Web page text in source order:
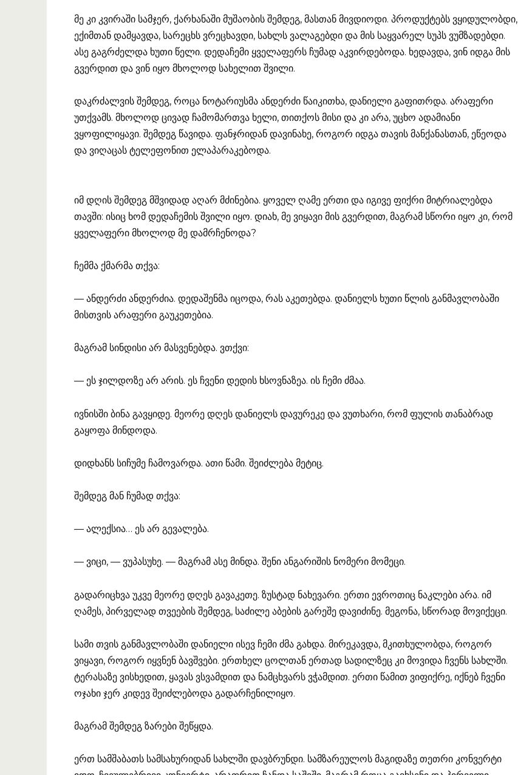
მე კი კვირაში სამჯერ, ქარხანაში მუშაობის შემდეგ, მასთან მივდიოდი. პროდუქტებს ვყიდულობდი,
ექიმთან დამყავდა, სარეცხს ვრეცხავდი, სახლს ვალაგებდი და მის საყვარელ სუპს ვუმზადებდი.
ასე გაგრძელდა ხუთი წელი. დედაჩემი ყველაფერს ჩუმად აკვირდებოდა. ხედავდა, ვინ იდგა მის
გვერდით და ვინ იყო მხოლოდ სახელით შვილი.
დაკრძალვის შემდეგ, როცა ნოტარიუსმა ანდერძი წაიკითხა, დანიელი გაფითრდა. არაფერი
უთქვამს. მხოლოდ ცივად ჩამომართვა ხელი, თითქოს მისი და კი არა, უცხო ადამიანი
ვყოფილიყავი. შემდეგ წავიდა. ფანჯრიდან დავინახე, როგორ იდგა თავის მანქანასთან, ეწეოდა
და ვიღაცას ტელეფონით ელაპარაკებოდა.
იმ დღის შემდეგ მშვიდად აღარ მძინებია. ყოველ ღამე ერთი და იგივე ფიქრი მიტრიალებდა
თავში: ისიც ხომ დედაჩემის შვილი იყო. დიახ, მე ვიყავი მის გვერდით, მაგრამ სწორი იყო კი, რომ
ყველაფერი მხოლოდ მე დამრჩენოდა?
ჩემმა ქმარმა თქვა:
— ანდერძი ანდერძია. დედაშენმა იცოდა, რას აკეთებდა. დანიელს ხუთი წლის განმავლობაში
მისთვის არაფერი გაუკეთებია.
მაგრამ სინდისი არ მასვენებდა. ვთქვი:
— ეს ჯილდოზე არ არის. ეს ჩვენი დედის ხსოვნაზეა. ის ჩემი ძმაა.
ივნისში ბინა გავყიდე. მეორე დღეს დანიელს დავურეკე და ვუთხარი, რომ ფულის თანაბრად
გაყოფა მინდოდა.
დიდხანს სიჩუმე ჩამოვარდა. ათი წამი. შეიძლება მეტიც.
შემდეგ მან ჩუმად თქვა:
— ალექსია… ეს არ გევალება.
— ვიცი, — ვუპასუხე. — მაგრამ ასე მინდა. შენი ანგარიშის ნომერი მომეცი.
გადარიცხვა უკვე მეორე დღეს გავაკეთე. ზუსტად ნახევარი. ერთი ევროთიც ნაკლები არა. იმ
ღამეს, პირველად თვეების შემდეგ, საძილე აბების გარეშე დავიძინე. მეგონა, სწორად მოვიქეცი.
სამი თვის განმავლობაში დანიელი ისევ ჩემი ძმა გახდა. მირეკავდა, მკითხულობდა, როგორ
ვიყავი, როგორ იყვნენ ბავშვები. ერთხელ ცოლთან ერთად სადილზეც კი მოვიდა ჩვენს სახლში.
ტერასაზე ვისხედით, ყავას ვსვამდით და ნამცხვარს ვჭამდით. ერთი წამით ვიფიქრე, იქნებ ჩვენი
ოჯახი ჯერ კიდევ შეიძლებოდა გადარჩენილიყო.
მაგრამ შემდეგ ზარები შეწყდა.
ერთ სამშაბათს სამსახურიდან სახლში დავბრუნდი. სამზარეულოს მაგიდაზე თეთრი კონვერტი